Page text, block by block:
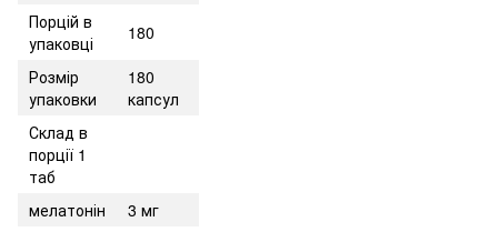
Порцій в
упаковці
180
Розмір
упаковки
180
капсул
Склад в
порції 1
таб
мелатонін
3 мг